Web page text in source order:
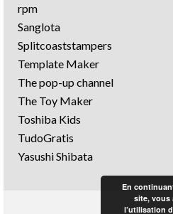
rpm
Sanglota
Splitcoaststampers
Template Maker
The pop-up channel
The Toy Maker
Toshiba Kids
TudoGratis
Yasushi Shibata
En
site, vous
l’utilisation